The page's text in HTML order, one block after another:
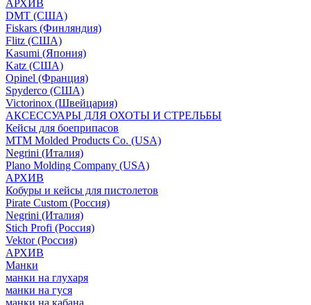
АРХИВ
DMT (США)
Fiskars (Финляндия)
Flitz (США)
Kasumi (Япония)
Katz (США)
Opinel (Франция)
Spyderco (США)
Victorinox (Швейцария)
АКСЕССУАРЫ ДЛЯ ОХОТЫ И СТРЕЛЬБЫ
Кейсы для боеприпасов
MTM Molded Products Co. (USA)
Negrini (Италия)
Plano Molding Company (USA)
АРХИВ
Кобуры и кейсы для пистолетов
Pirate Custom (Россия)
Negrini (Италия)
Stich Profi (Россия)
Vektor (Россия)
АРХИВ
Манки
манки на глухаря
манки на гуся
манки на кабана